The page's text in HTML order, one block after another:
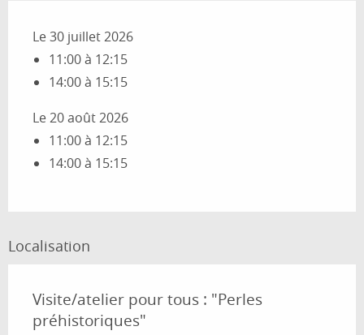
Le 30 juillet 2026
11:00 à 12:15
14:00 à 15:15
Le 20 août 2026
11:00 à 12:15
14:00 à 15:15
Localisation
Visite/atelier pour tous : "Perles
préhistoriques"